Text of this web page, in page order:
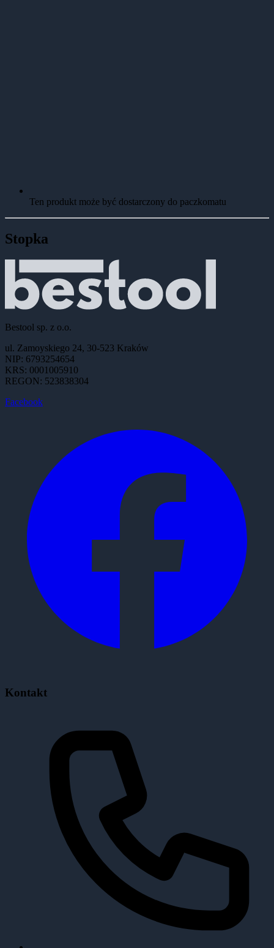
Ten produkt może być dostarczony do paczkomatu
Stopka
Bestool sp. z o.o.
ul. Zamoyskiego 24, 30-523 Kraków
NIP: 6793254654
KRS: 0001005910
REGON: 523838304
Facebook
Kontakt